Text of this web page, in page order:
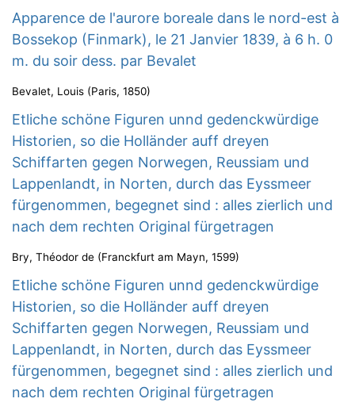
Apparence de l'aurore boreale dans le nord-est à
Bossekop (Finmark), le 21 Janvier 1839, à 6 h. 0
m. du soir dess. par Bevalet
Bevalet, Louis (Paris, 1850)
Etliche schöne Figuren unnd gedenckwürdige
Historien, so die Holländer auff dreyen
Schiffarten gegen Norwegen, Reussiam und
Lappenlandt, in Norten, durch das Eyssmeer
fürgenommen, begegnet sind : alles zierlich und
nach dem rechten Original fürgetragen
Bry, Théodor de (Franckfurt am Mayn, 1599)
Etliche schöne Figuren unnd gedenckwürdige
Historien, so die Holländer auff dreyen
Schiffarten gegen Norwegen, Reussiam und
Lappenlandt, in Norten, durch das Eyssmeer
fürgenommen, begegnet sind : alles zierlich und
nach dem rechten Original fürgetragen